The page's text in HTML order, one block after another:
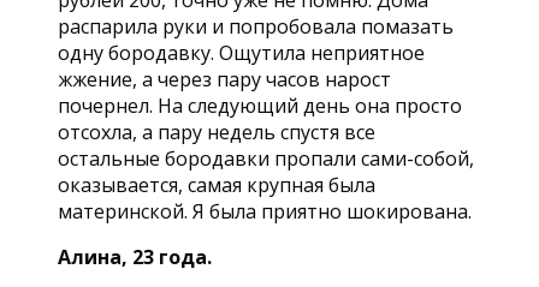
распарила руки и попробовала помазать
одну бородавку. Ощутила неприятное
жжение, а через пару часов нарост
почернел. На следующий день она просто
отсохла, а пару недель спустя все
остальные бородавки пропали сами-собой,
оказывается, самая крупная была
материнской. Я была приятно шокирована.
Алина, 23 года.